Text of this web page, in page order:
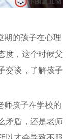
期的孩子在心理
度，这个时候父
交谈，了解孩子
师孩子在学校的
矛盾，还是老师